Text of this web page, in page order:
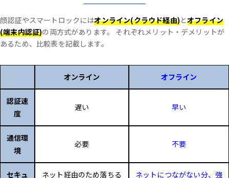
顔認証やスマートロックにはオンライン(クラウド経由)とオフライン
(端末内認証)の両方式があります。
それぞれメリット・デメリットが
あるため、比較表を記載します。
オンライン オフライン
認証速
度
遅い 早い
通信環
境
必要 不要
セキュ ネット経由のため落ちる ネットにつながない分、強